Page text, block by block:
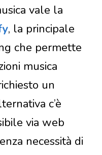
vale la
, la principale
che permette
musica
un
c’è
via web
necessità di